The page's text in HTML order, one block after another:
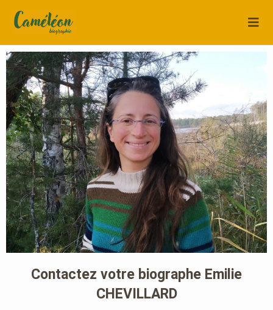
Contactez votre biographe Emilie
CHEVILLARD